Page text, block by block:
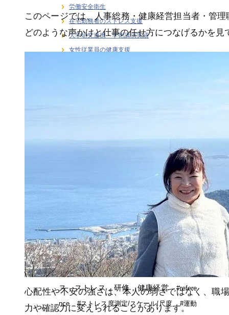
このページでは、人事総務・健康経営担当者・管
どのような声かけと仕事の任せ方につなげるかを見
心配性や不安の強さは、本人の弱さではなく、職
力や確認力に変えられることがあります。
労働安全衛生
在宅勤務者のストレス支援
大学研究連携・学術講演実績
女性従業員の健康支援
注目のキーワード
#ストレスマネジ
#ストレスケア
#スト
レス予防研修
#ストレス対策
#
健康経営
#メンタルヘルス対策
#
ストレス管理
#健康管理
#タニカ
ワ久美子
#感情労働
#メンタルヘル
ス，ストレス，研修，健康経営
#refere
nce
#ストレス度測定/スケール/尺度
#運動